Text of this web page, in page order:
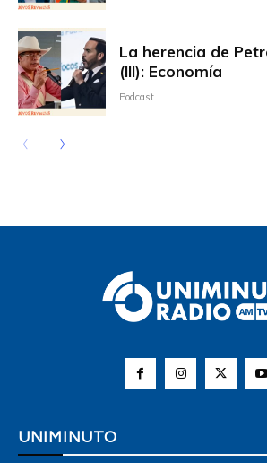
La herencia de
(III): Economía
Podcast
UNIMINUTO